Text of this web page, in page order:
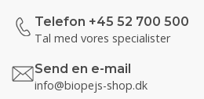
Telefon +45 52 700 500
Tal med vores specialister
Send en e-mail
info@biopejs-shop.dk